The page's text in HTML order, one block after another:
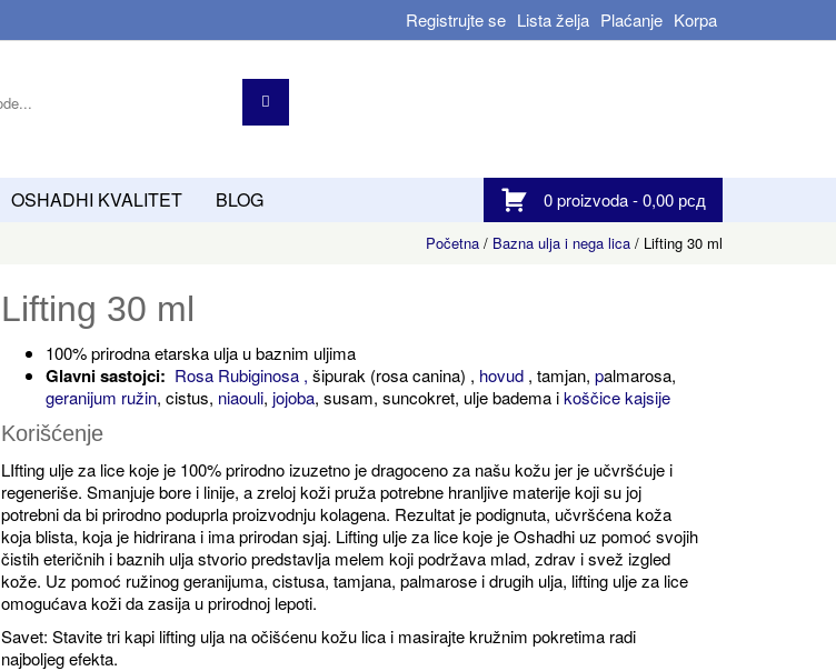
Registrujte se Lista želja Plaćanje Korpa
OSHADHI KVALITET BLOG 0 proizvoda -0,00 рсд
Početna / Bazna ulja i nega lica / Lifting 30 ml
Lifting 30 ml
100% prirodna etarska ulja u baznim uljima
Glavni sastojci: Rosa Rubiginosa , šipurak (rosa canina) , hovud, tamjan, palmarosa,
geranijum ružin, cistus, niaouli, jojoba, susam, suncokret, ulje badema ikoščice kajsije
Korišćenje
LIfting ulje za lice koje je 100% prirodno izuzetno je dragoceno za našu kožu jer je učvršćuje i
regeneriše. Smanjuje bore i linije, a zreloj koži pruža potrebne hranljive materije koji su joj
potrebni da bi prirodno poduprla proizvodnju kolagena. Rezultat je podignuta, učvršćena koža
koja blista, koja je hidrirana i ima prirodan sjaj. Lifting ulje za lice koje je Oshadhi uz pomoć svojih
čistih eteričnih i baznih ulja stvorio predstavlja melem koji podržava mlad, zdrav i svež izgled
kože. Uz pomoć ružinog geranijuma, cistusa, tamjana, palmarose i drugih ulja, lifting ulje za lice
omogućava koži da zasija u prirodnoj lepoti.
Savet: Stavite tri kapi lifting ulja na očišćenu kožu lica i masirajte kružnim pokretima radi
najboljeg efekta.